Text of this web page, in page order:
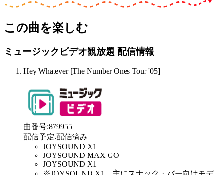
この曲を楽しむ
ミュージックビデオ観放題 配信情報
Hey Whatever [The Number Ones Tour '05]
曲番号:879955
配信予定:配信済み
JOYSOUND X1
JOYSOUND MAX GO
JOYSOUND X1